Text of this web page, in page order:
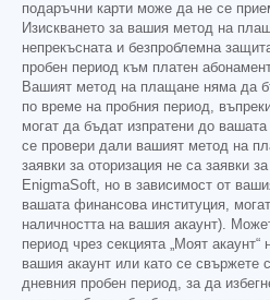
подаръчни карти може да не се
Изискването за вашия метод на
непрекъсната и безпроблемна
пробен период към платен
Вашият метод на плащане няма да
по време на пробния период,
могат да бъдат изпратени до
се провери дали вашият метод на
заявки за оторизация не са заявки
EnigmaSoft, но в зависимост от
вашата финансова институция,
наличността на вашия акаунт).
период чрез секцията „Моят
вашия акаунт или като се свържете
дневния пробен период, за да